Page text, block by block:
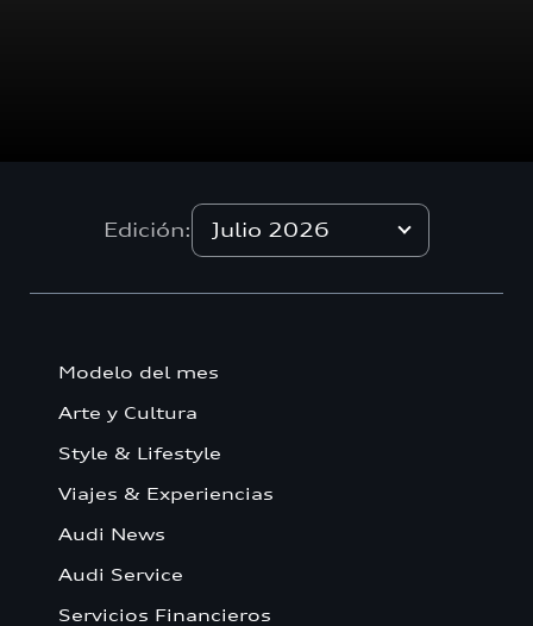
Edición: Julio 2026
Modelo del mes
Arte y Cultura
Style & Lifestyle
Viajes & Experiencias
Audi News
Audi Service
Servicios Financieros